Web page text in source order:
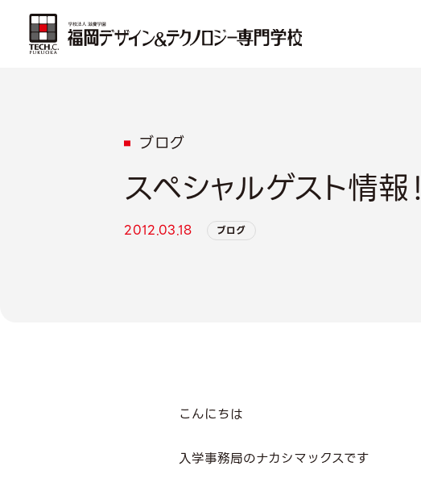
ブログ
スペシャルゲスト情報！
2012.03.18 ブログ
こんにちは
入学事務局のナカシマックスです